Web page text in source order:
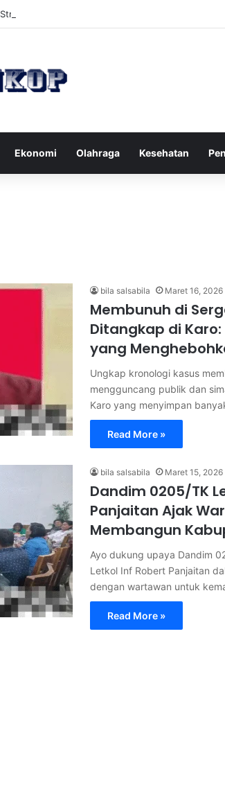
Strategi Makan di Restoran agar Diet Berhasil dan
Ekonomi Olahraga Kesehatan
bila salsabila Maret 16, 2026
Membunuh di
Ditangkap di
yang
Ungkap kronologi kasus
mengguncang publik dan
Karo yang menyimpan
Read More »
bila salsabila Maret 15, 2026
Dandim 0205/TK
Panjaitan Ajak
Membangun
Ayo dukung upaya Dandim
Letkol Inf Robert Panjaitan
dengan wartawan untuk
Read More »